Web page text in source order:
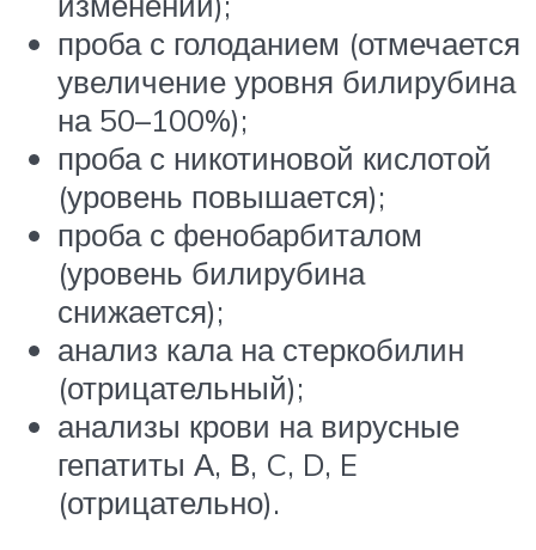
проба с голоданием (отмечается
увеличение уровня билирубина
на 50–100%);
проба с никотиновой кислотой
(уровень повышается);
проба с фенобарбиталом
(уровень билирубина
снижается);
анализ кала на стеркобилин
(отрицательный);
анализы крови на вирусные
гепатиты А, В, C, D, E
(отрицательно).